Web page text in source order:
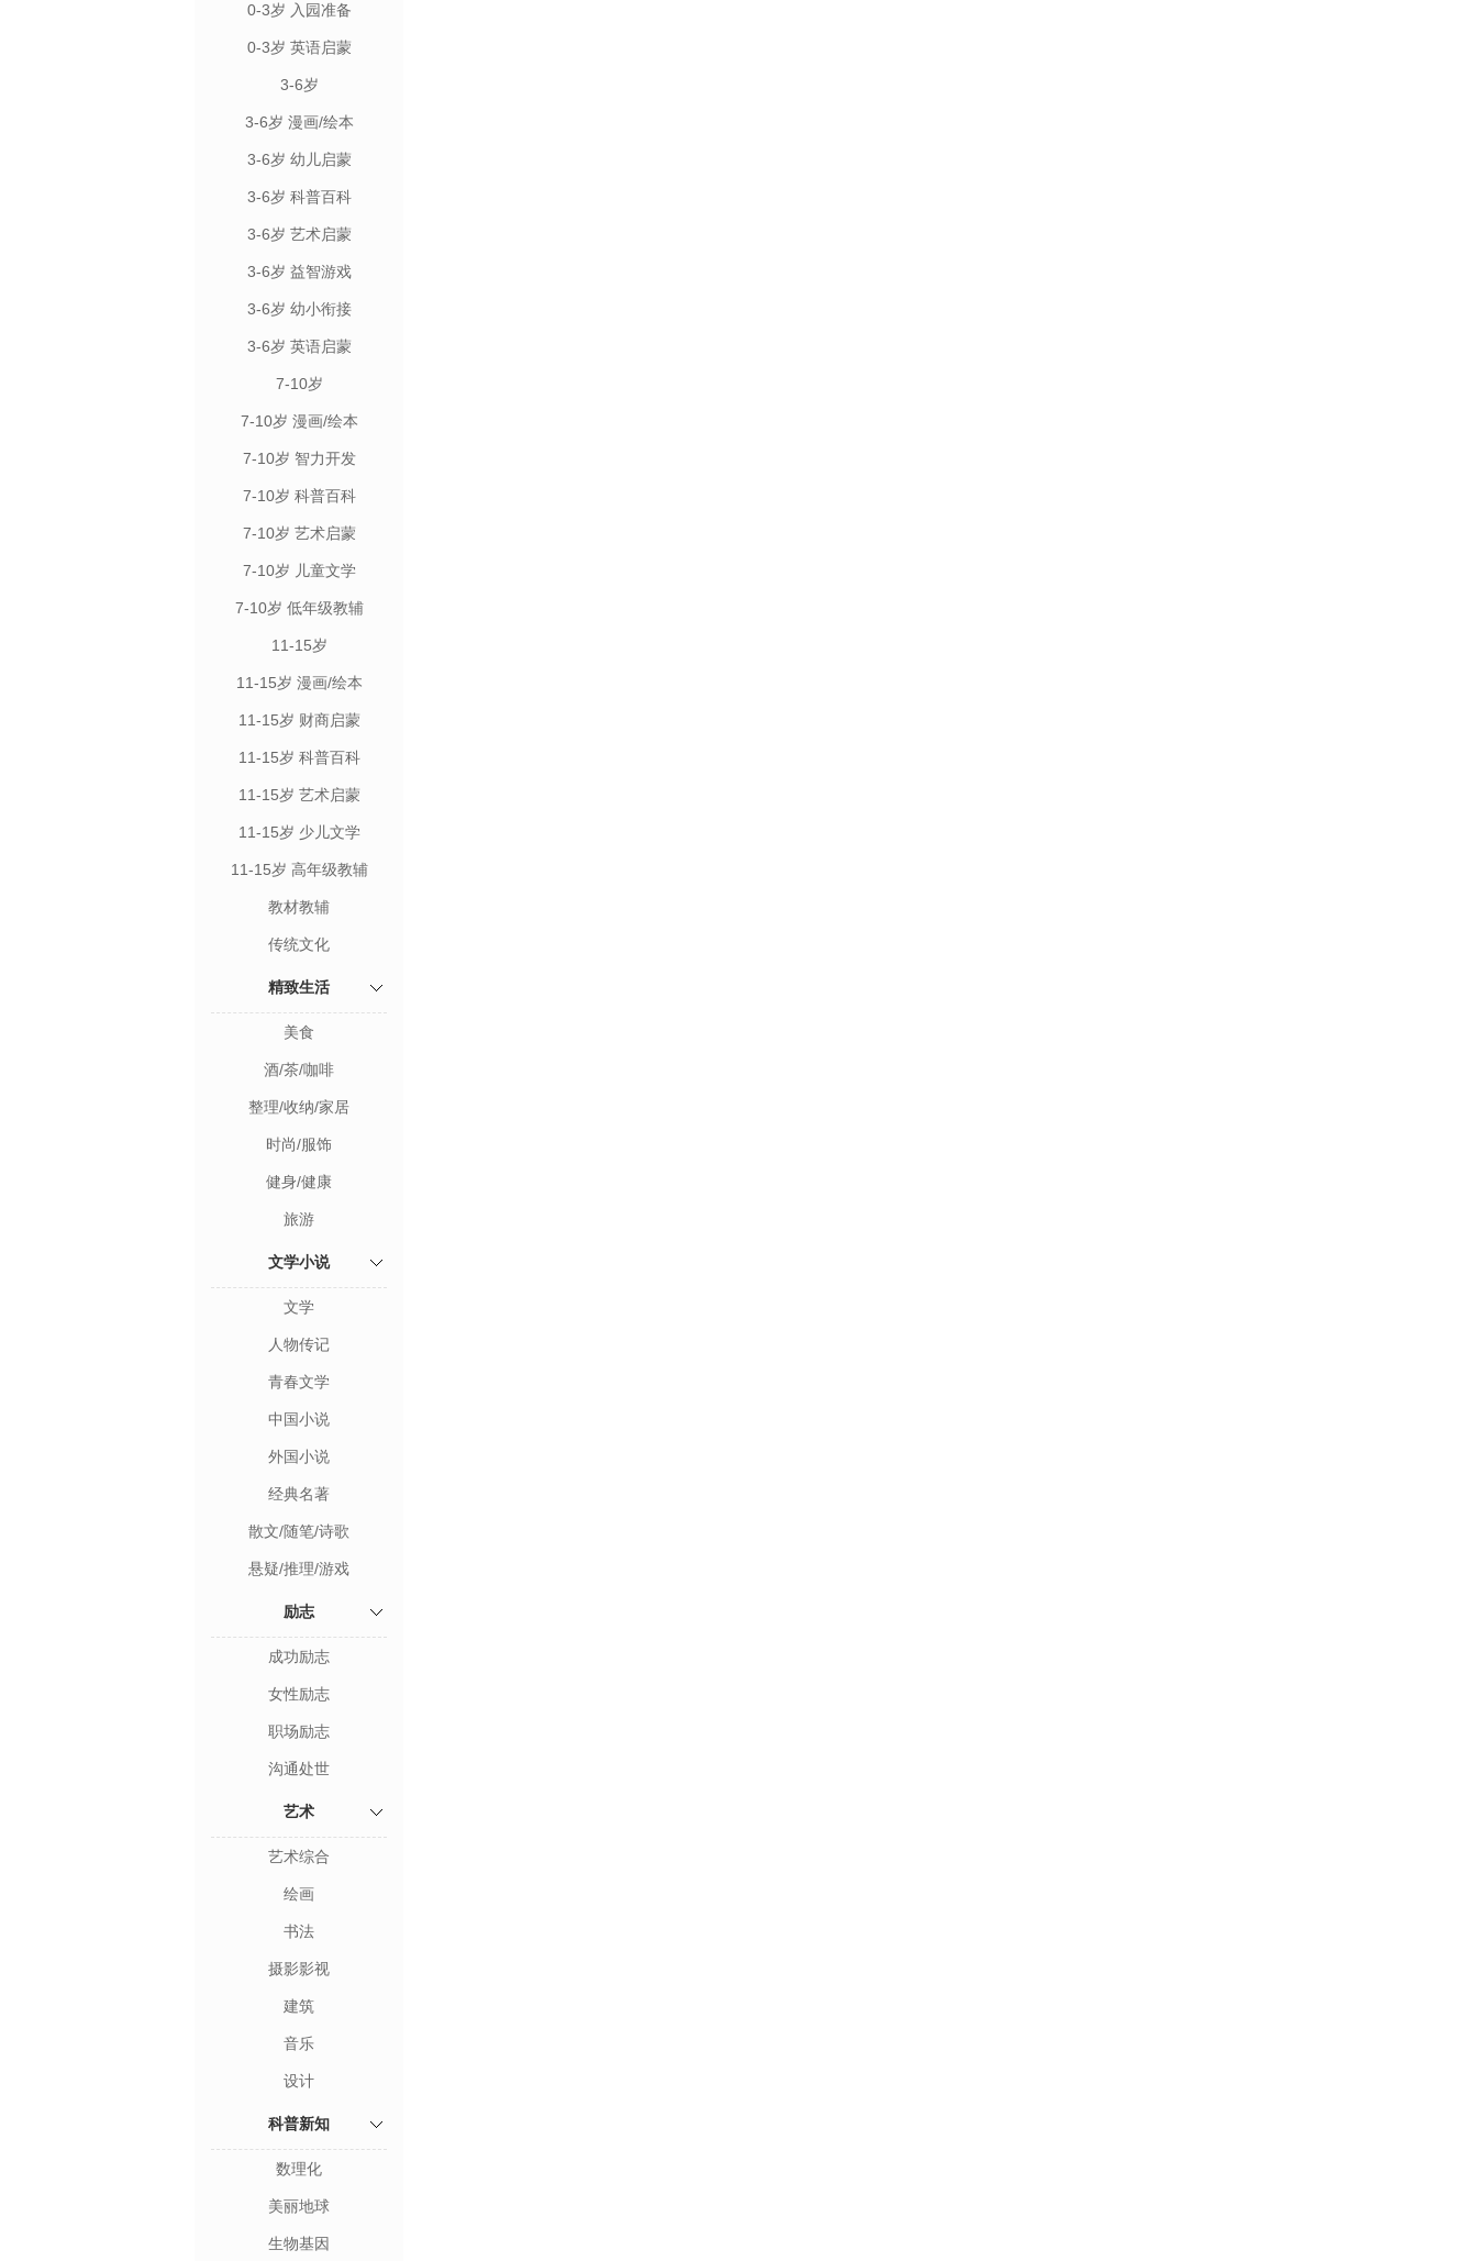
0-3岁 入园准备
0-3岁 英语启蒙
3-6岁
3-6岁 漫画/绘本
3-6岁 幼儿启蒙
3-6岁 科普百科
3-6岁 艺术启蒙
3-6岁 益智游戏
3-6岁 幼小衔接
3-6岁 英语启蒙
7-10岁
7-10岁 漫画/绘本
7-10岁 智力开发
7-10岁 科普百科
7-10岁 艺术启蒙
7-10岁 儿童文学
7-10岁 低年级教辅
11-15岁
11-15岁 漫画/绘本
11-15岁 财商启蒙
11-15岁 科普百科
11-15岁 艺术启蒙
11-15岁 少儿文学
11-15岁 高年级教辅
教材教辅
传统文化
精致生活
美食
酒/茶/咖啡
整理/收纳/家居
时尚/服饰
健身/健康
旅游
文学小说
文学
人物传记
青春文学
中国小说
外国小说
经典名著
散文/随笔/诗歌
悬疑/推理/游戏
励志
成功励志
女性励志
职场励志
沟通处世
艺术
艺术综合
绘画
书法
摄影影视
建筑
音乐
设计
科普新知
数理化
美丽地球
生物基因